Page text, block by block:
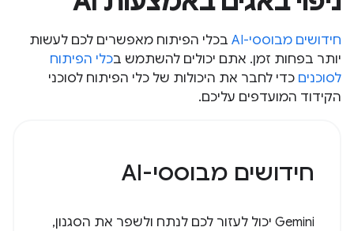
חידושים מבוססי-AI
בכלי הפיתוח מאפשרים לכם לעשות
יותר בפחות זמן. אתם יכולים להשתמש בכלי הפיתוח
לסוכנים כדי לחבר את היכולות של כלי הפיתוח לסוכני
הקידוד המועדפים עליכם.
חידושים מבוססי-AI
‫Gemini יכול לעזור לכם לנתח ולשפר את הסגנון,